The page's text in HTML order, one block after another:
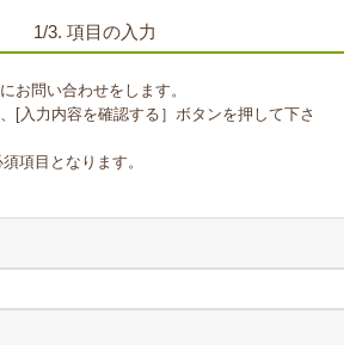
1/3. 項目の入力
お問い合わせをします。
[入力内容を確認する］ボタンを押して下さ
項目となります。